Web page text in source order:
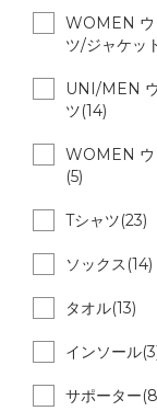
WOMEN ウ
ツ/ジャケッ
UNI/MEN
ツ(14)
WOMEN ウ
(5)
Tシャツ(23)
ソックス(14)
タオル(13)
インソール
サポーター